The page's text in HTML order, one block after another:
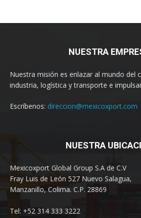
NUESTRA
Nuestra misión es enlazar al mundo del
industria, logística y transporte e
Escríbenos: direccion@mexicoxport.com
NUESTRA
Mexicoxport Global Group S.A de C.V
Fray Luis de León 527 Nuevo Salagua,
Manzanillo, Colima. C.P. 28869
Tel: +52 314 333 3222